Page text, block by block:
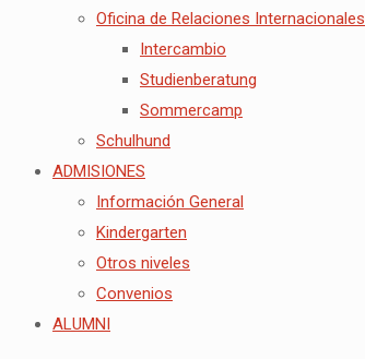
Oficina de Relaciones Internacionales
Intercambio
Studienberatung
Sommercamp
Schulhund
ADMISIONES
Información General
Kindergarten
Otros niveles
Convenios
ALUMNI